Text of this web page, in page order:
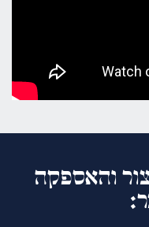
והאספקה